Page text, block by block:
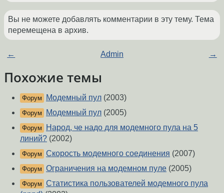
Вы не можете добавлять комментарии в эту тему. Тема
перемещена в архив.
← Admin →
Похожие темы
Форум Модемный пул (2003)
Форум Модемный пул (2005)
Форум
Народ, че надо для модемного пула на 5
линий? (2002)
Форум Скорость модемного соединения (2007)
Форум Ограничения на модемном пуле (2005)
Форум Статистика пользователей модемного пула